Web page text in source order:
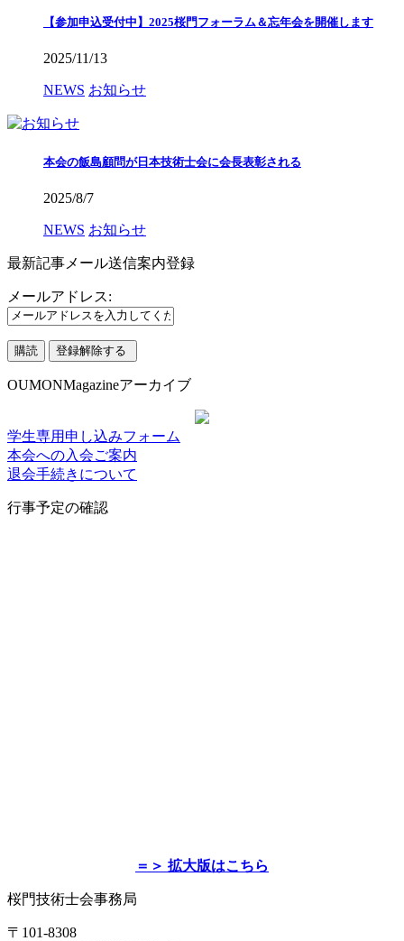
【参加申込受付中】2025桜門フォーラム＆忘年会を開催します
2025/11/13
NEWS お知らせ
本会の飯島顧問が日本技術士会に会長表彰される
2025/8/7
NEWS お知らせ
最新記事メール送信案内登録
メールアドレス:
OUMONMagazineアーカイブ
学生専用申し込みフォーム
本会への入会ご案内
退会手続きについて
行事予定の確認
＝＞ 拡大版はこちら
桜門技術士会事務局
〒101-8308